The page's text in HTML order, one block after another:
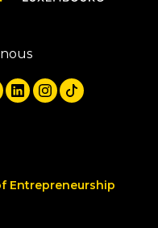
Entrepreneurship